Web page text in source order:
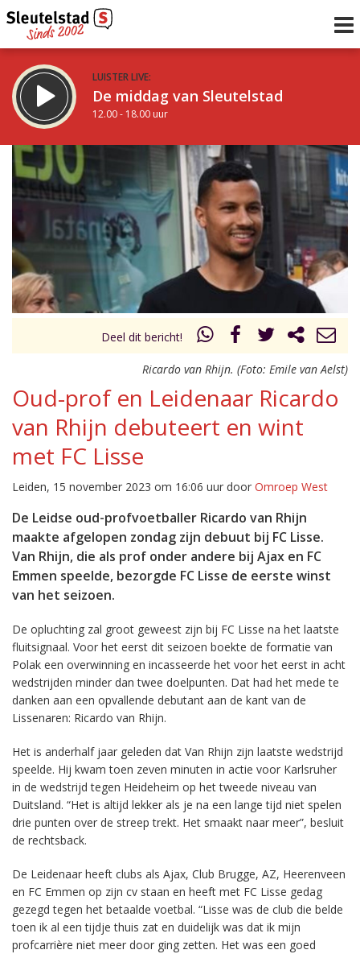
LUISTER LIVE:
De middag van Sleutelstad
12.00 - 18.00 uur
STRAKS:
De avond van Sleutelstad
18.00 - 21.00 uur
Vorig uur
uur 1 van 0 Volgend uur
Inklappen
Deel dit bericht!
Ricardo van Rhijn. (Foto: Emile van Aelst)
Oud-prof en Leidenaar Ricardo
van Rhijn debuteert en wint
met FC Lisse
Leiden, 15 november 2023 om 16:06 uur door Omroep West
De Leidse oud-profvoetballer Ricardo van Rhijn
maakte afgelopen zondag zijn debuut bij FC Lisse.
Van Rhijn, die als prof onder andere bij Ajax en FC
Emmen speelde, bezorgde FC Lisse de eerste winst
van het seizoen.
De opluchting zal groot geweest zijn bij FC Lisse na het laatste
fluitsignaal. Voor het eerst dit seizoen boekte de formatie van
Polak een overwinning en incasseerde het voor het eerst in acht
wedstrijden minder dan twee doelpunten. Dat had het mede te
danken aan een opvallende debutant aan de kant van de
Lissenaren: Ricardo van Rhijn.
Het is anderhalf jaar geleden dat Van Rhijn zijn laatste wedstrijd
speelde. Hij kwam toen zeven minuten in actie voor Karlsruher
in de wedstrijd tegen Heideheim op het tweede niveau van
Duitsland. “Het is altijd lekker als je na een lange tijd niet spelen
drie punten over de streep trekt. Het smaakt naar meer”, besluit
de rechtsback.
De Leidenaar heeft clubs als Ajax, Club Brugge, AZ, Heerenveen
en FC Emmen op zijn cv staan en heeft met FC Lisse gedag
gezegd tegen het betaalde voetbal. “Lisse was de club die belde
toen ik al een tijdje thuis zat en duidelijk was dat ik mijn
profcarrière niet meer door ging zetten. Het was een goed